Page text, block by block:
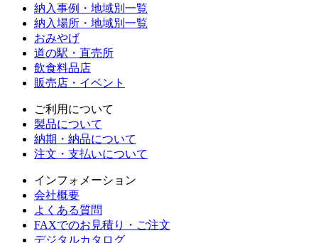
納入事例・地域別一覧
納入場所・地域別一覧
おみやげ
道の駅・直売所
飲食料品店
販売店・イベント
ご利用について
製品について
納期・納品について
注文・支払いについて
インフォメーション
会社概要
よくある質問
FAXでのお見積り・ご注文
デジタルカタログ